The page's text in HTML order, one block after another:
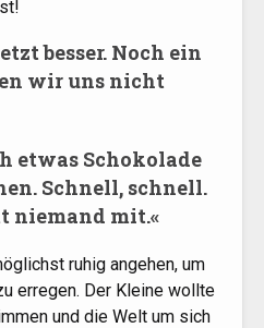
bes­ser. Noch ein
wir uns nicht
etwas Scho­ko­la­de
Schnell, schnell.
nie­mand mit.«
ruhig ange­hen, um
erre­gen. Der Klei­ne woll­te
und die Welt um sich